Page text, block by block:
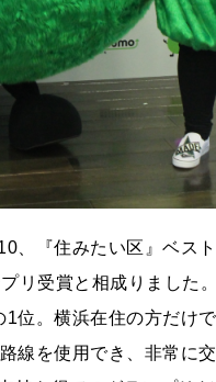
、『住みたい区』ベス
リ受賞と相成りました
位。横浜在住の方だけ
線を使用でき、非常に